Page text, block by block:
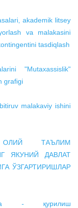
akademik litsey
va malakasini
tasdiqlash
"Mutaxassislik"
grafigi
malakaviy ishini
ОЛИЙ ТАЪЛИМ
ЯКУНИЙ ДАВЛАТ
ЎЗГАРТИРИШЛАР
- қурилиш